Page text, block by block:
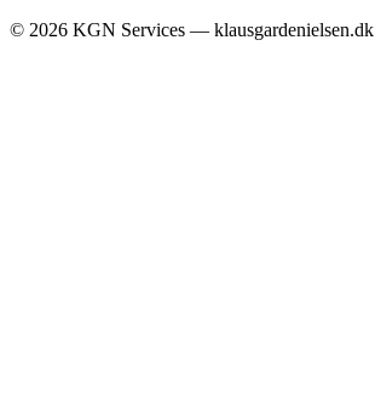
© 2026 KGN Services — klausgardenielsen.dk